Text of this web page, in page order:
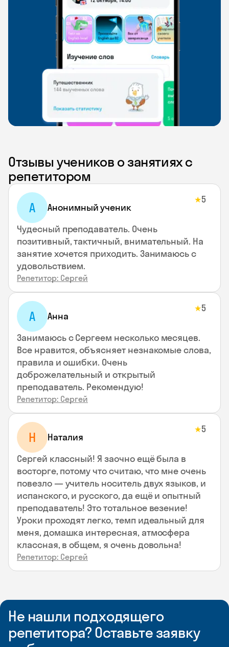
Отзывы учеников о занятиях с
репетитором
А Анонимный ученик
★5
Чудесный преподаватель. Очень
позитивный, тактичный, внимательный. На
занятие хочется приходить. Занимаюсь с
удовольствием.
Репетитор: Сергей
А Анна
★5
Занимаюсь с Сергеем несколько месяцев.
Все нравится, объясняет незнакомые слова,
правила и ошибки. Очень
доброжелательный и открытый
преподаватель. Рекомендую!
Репетитор: Сергей
Н Наталия
★5
Сергей классный! Я заочно ещё была в
восторге, потому что считаю, что мне очень
повезло — учитель носитель двух языков, и
испанского, и русского, да ещё и опытный
преподаватель! Это тотальное везение!
Уроки проходят легко, темп идеальный для
меня, домашка интересная, атмосфера
классная, в общем, я очень довольна!
Репетитор: Сергей
Не нашли подходящего
репетитора? Оставьте заявку